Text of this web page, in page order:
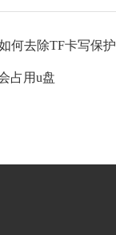
何去除TF卡写保护
占用u盘